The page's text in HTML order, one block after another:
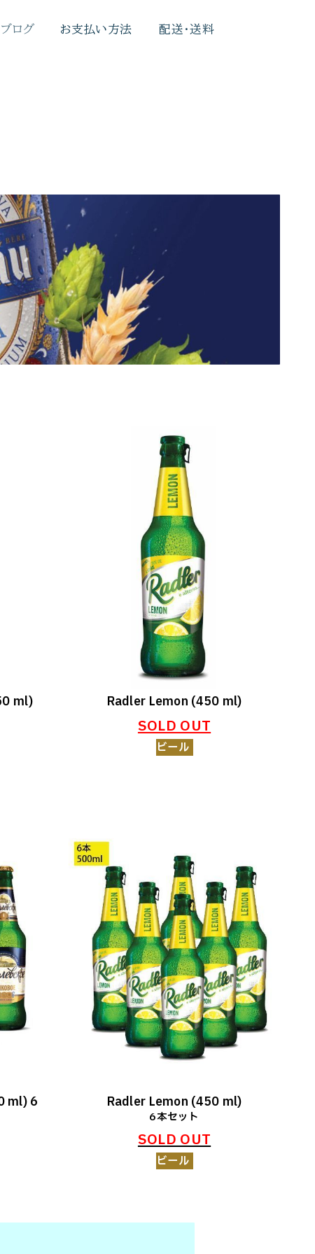
ログ お支払い方法 配送・送料
ml) Radler Lemon (450 ml)
SOLD OUT
ビール
ml) 6
Radler Lemon (450 ml)
6本セット
SOLD OUT
ビール